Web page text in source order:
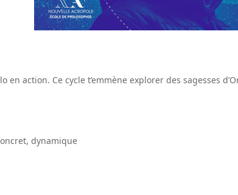
action. Ce cycle t’emmène explorer des sagesses
dynamique